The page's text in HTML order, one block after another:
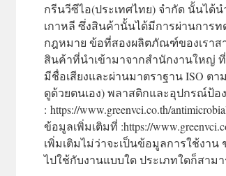
กรีนวีซีไอ(ประเทศไทย) จำกัด นั้นไ
เกาหลี ซึ่งสินค้านั้นได้มีการผ่านการ
กฎหมาย ข้อที่สองผลิตภัณฑ์ของเราส
สินค้าที่นำเข้ามาจากสำนักงานใหญ่
มีชื่อเสียงและผ่านมาตราฐาน ISO ต
ดูด้วยตนเอง) พลาสติกและอุปกรณ์ป้
: https://www.greenvci.co.th/
ข้อมูลเพิ่มเติมที่ :https://
เพิ่มเติมไม่ว่าจะเป็นข้อมูลการใช้งา
ไปใช้กับงานแบบใด ประเภทใดก็สาม